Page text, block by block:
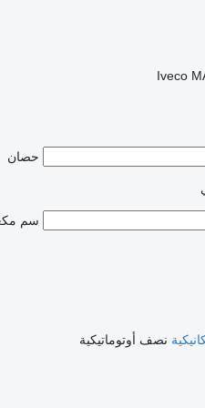
Iveco
حصان
سم
نصف أوتوماتيكية